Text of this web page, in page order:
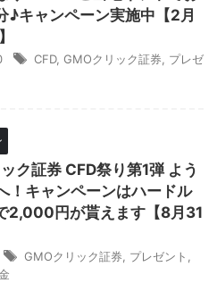
♪キャンペーン実施中【2月
CFD, GMOクリック証券
プレゼ
ク証券 CFD祭り第1弾 よう
！キャンペーンはハードル
2,000円が貰えます【8月31
GMOクリック証券 プレゼント